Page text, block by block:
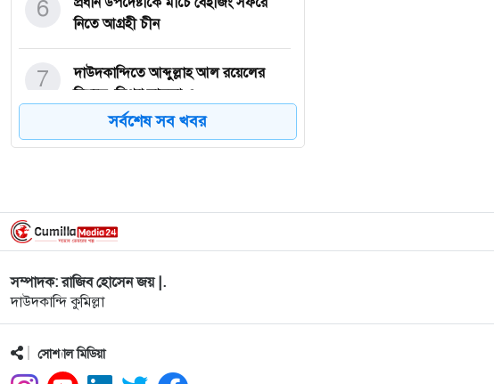
নিতে আগ্রহী চীন
6
দাউদকান্দিতে আব্দুল্লাহ আল রয়েলের
বিরুদ্ধে ‘মিথ্যা মামলা ও
7
সাংবাদিকতা পেশায় রাজনৈতিক দলবাজি
8
কুমিল্লায় রোটারী ক্লাব অব কুমিল্লা
ভিক্টোরিয়ার ফ্যামিলি ডে ও
9
৪৩তম বিসিএসের ২২৭ জনের প্রজ্ঞাপন
হয়নি এখনো, রোববারের মধ্যে প
10
শ্রমবাজারের নতুন দিগন্ত ও কৌশলগত
অংশীদারত্ব-তারেক–আনোয়ার ঐতি
11
সর্বশেষ সব খবর
সম্পাদক: রাজিব হোসেন জয় |.
দাউদকান্দি কুমিল্লা
সোশ্যাল মিডিয়া